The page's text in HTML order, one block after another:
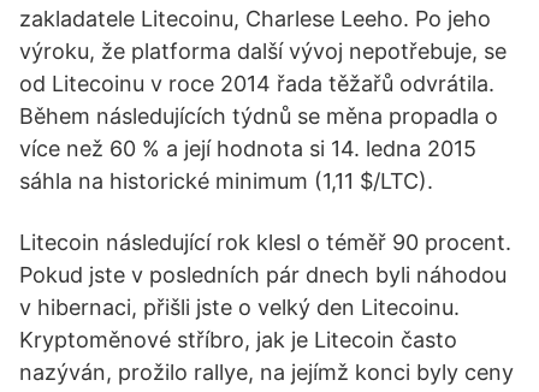
zakladatele Litecoinu, Charlese Leeho. Po jeho
výroku, že platforma další vývoj nepotřebuje, se
od Litecoinu v roce 2014 řada těžařů odvrátila.
Během následujících týdnů se měna propadla o
více než 60 % a její hodnota si 14. ledna 2015
sáhla na historické minimum (1,11 $/LTC).
Litecoin následující rok klesl o téměř 90 procent.
Pokud jste v posledních pár dnech byli náhodou
v hibernaci, přišli jste o velký den Litecoinu.
Kryptoměnové stříbro, jak je Litecoin často
nazýván, prožilo rallye, na jejímž konci byly ceny